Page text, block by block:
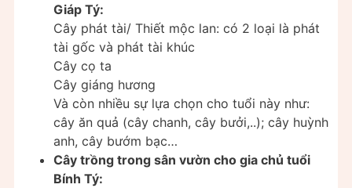
Giáp Tý:
Cây phát tài/ Thiết mộc lan: có 2 loại là phát
tài gốc và phát tài khúc
Cây cọ ta
Cây giáng hương
Và còn nhiều sự lựa chọn cho tuổi này như:
cây ăn quả (cây chanh, cây bưởi,..); cây huỳnh
anh, cây bướm bạc…
Cây trồng trong sân vườn cho gia chủ tuổi
Bính Tý: